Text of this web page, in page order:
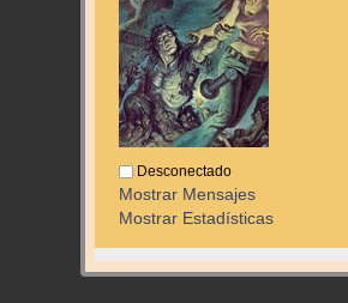
Desconectado
Mostrar Mensajes
Mostrar Estadísticas